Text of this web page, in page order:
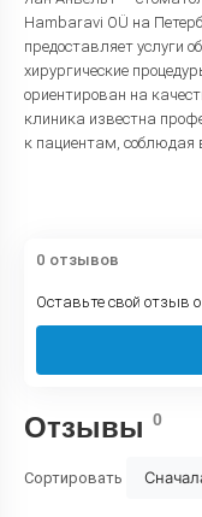
Hambaravi OÜ на
предоставляет услуги
хирургические
ориентирован на
клиника известна
к пациентам, соблюдая
Отзывы 0
Сортировать
0 отзывов
Оставьте свой отзыв